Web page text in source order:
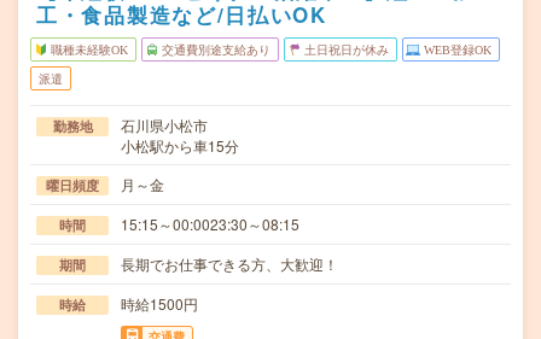
工・食品製造など/日払いOK
職種未経験OK 交通費別途支給あり 土日祝日が休み WEB登録OK
派遣
勤務地
石川県小松市
小松駅から車15分
曜日頻度 月～金
時間 15:15～00:0023:30～08:15
期間 長期でお仕事できる方、大歓迎！
時給 時給1500円